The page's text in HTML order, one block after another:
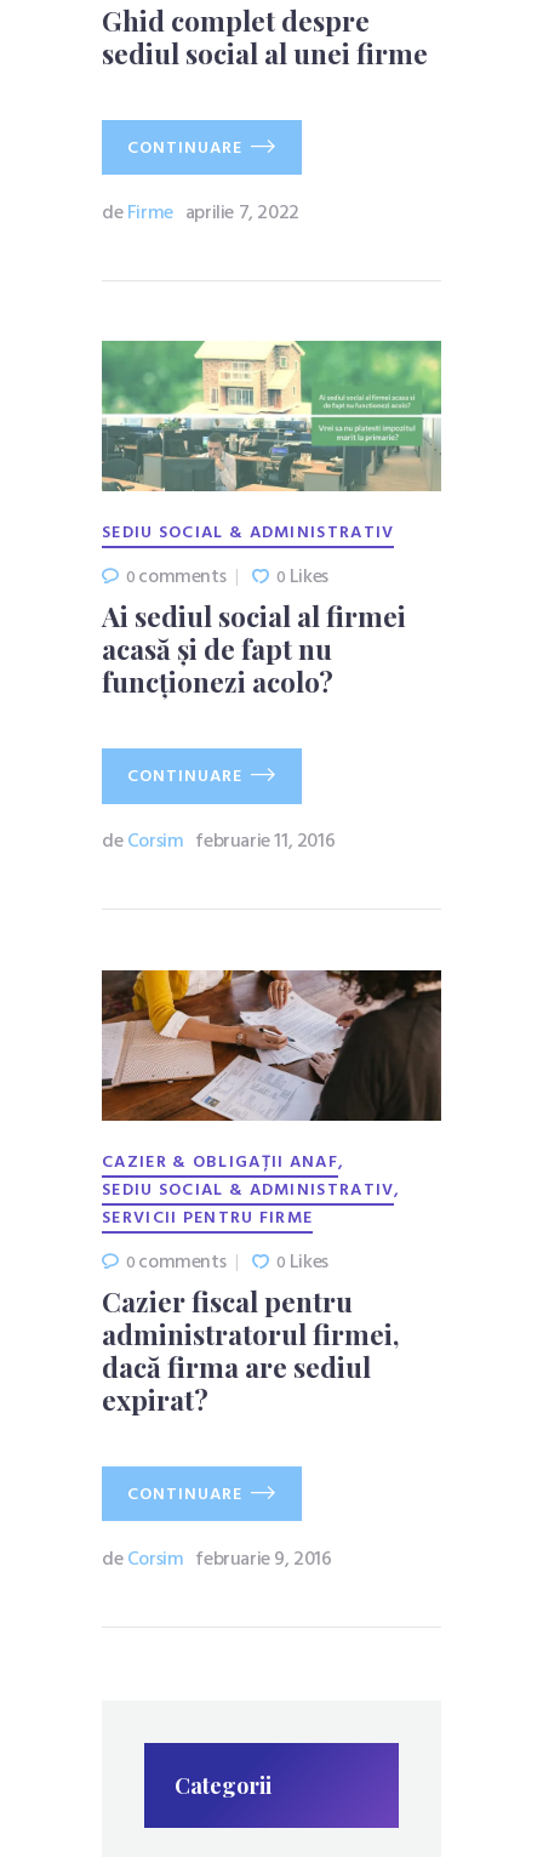
Ghid complet despre
sediul social al unei firme
CONTINUARE
deFirme aprilie 7, 2022
SEDIU SOCIAL & ADMINISTRATIV
0comments 0 Likes
Ai sediul social al firmei
acasă și de fapt nu
funcționezi acolo?
CONTINUARE
deCorsim februarie 11, 2016
CAZIER & OBLIGAȚII ANAF,
SEDIU SOCIAL & ADMINISTRATIV,
SERVICII PENTRU FIRME
0comments 0 Likes
Cazier fiscal pentru
administratorul firmei,
dacă firma are sediul
expirat?
CONTINUARE
deCorsim februarie 9, 2016
Categorii